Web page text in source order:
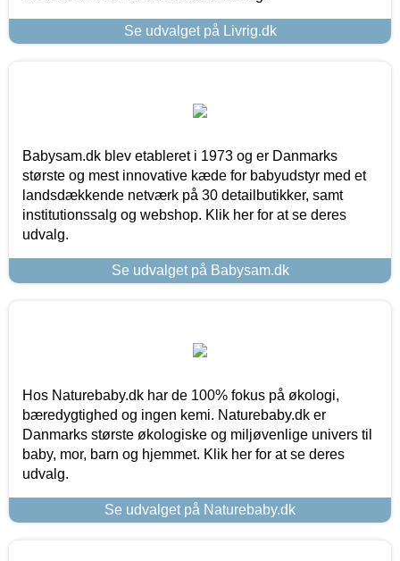
Se udvalget på Livrig.dk
Babysam.dk blev etableret i 1973 og er Danmarks
største og mest innovative kæde for babyudstyr med et
landsdækkende netværk på 30 detailbutikker, samt
institutionssalg og webshop. Klik her for at se deres
udvalg.
Se udvalget på Babysam.dk
Hos Naturebaby.dk har de 100% fokus på økologi,
bæredygtighed og ingen kemi. Naturebaby.dk er
Danmarks største økologiske og miljøvenlige univers til
baby, mor, barn og hjemmet. Klik her for at se deres
udvalg.
Se udvalget på Naturebaby.dk